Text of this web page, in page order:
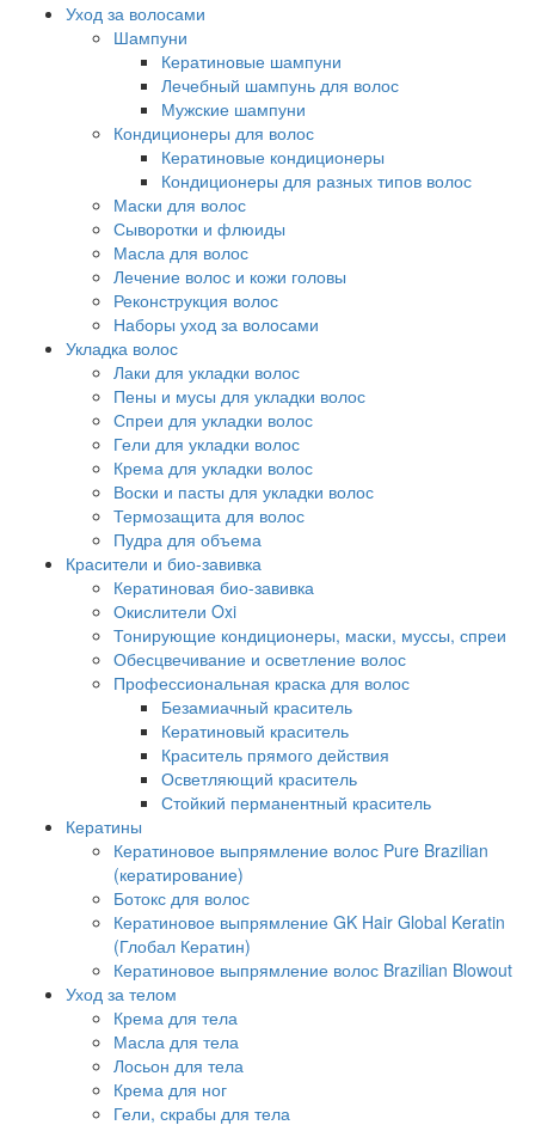
Уход за волосами
Шампуни
Кератиновые шампуни
Лечебный шампунь для волос
Мужские шампуни
Кондиционеры для волос
Кератиновые кондиционеры
Кондиционеры для разных типов волос
Маски для волос
Сыворотки и флюиды
Масла для волос
Лечение волос и кожи головы
Реконструкция волос
Наборы уход за волосами
Укладка волос
Лаки для укладки волос
Пены и мусы для укладки волос
Спреи для укладки волос
Гели для укладки волос
Крема для укладки волос
Воски и пасты для укладки волос
Термозащита для волос
Пудра для объема
Красители и био-завивка
Кератиновая био-завивка
Окислители Oxi
Тонирующие кондиционеры, маски, муссы, спреи
Обесцвечивание и осветление волос
Профессиональная краска для волос
Безамиачный краситель
Кератиновый краситель
Краситель прямого действия
Осветляющий краситель
Стойкий перманентный краситель
Кератины
Кератиновое выпрямление волос Pure Brazilian
(кератирование)
Ботокс для волос
Кератиновое выпрямление GK Hair Global Keratin
(Глобал Кератин)
Кератиновое выпрямление волос Brazilian Blowout
Уход за телом
Крема для тела
Масла для тела
Лосьон для тела
Крема для ног
Гели, скрабы для тела